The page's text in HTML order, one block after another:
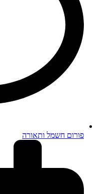
פורום חשמל ותאורה